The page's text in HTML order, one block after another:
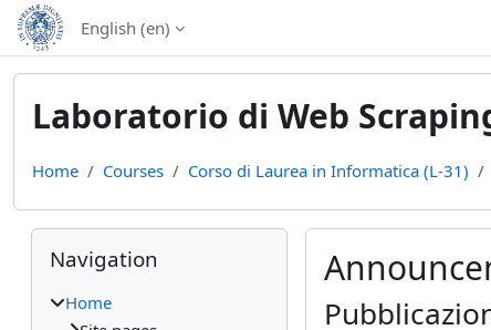
Skip to main content
English ‎(en)‎
Laboratorio di Web
Home Courses Corso di Laurea in Informatica (L-31)
Blocks
Skip Navigation
Navigation
Home